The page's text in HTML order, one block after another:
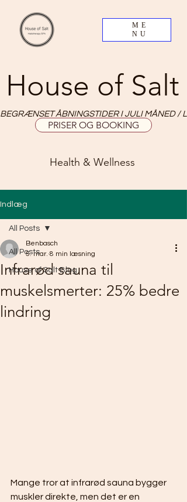
ME
NU
House of Salt
Health & Wellness
PRISER OG BOOKING
BEGRÆNSET ÅBNINGSTIDER I JULI MÅNED /
Indlæg
All Posts
House of Salt Blog
All Posts
Infrarød sauna til
muskelsmerter: 25% bedre
lindring
Benbasch
5. mar. 8 min læsning
Mange tror at infrarød sauna bygger
muskler direkte, men det er en